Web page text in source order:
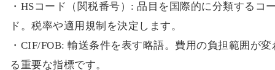
・HSコード（関税番号）: 品目を国際的に分類するコ
ド。税率や適用規制を決定します。
・CIF/FOB: 輸送条件を表す略語。費用の負担範囲が変
る重要な指標です。